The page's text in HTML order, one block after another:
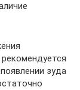
зуда